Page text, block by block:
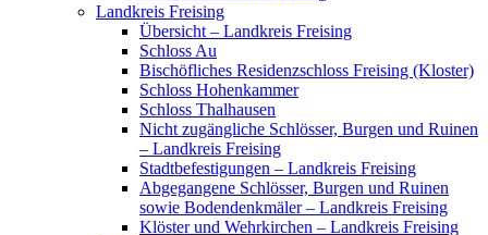
Landkreis Freising
Übersicht – Landkreis Freising
Schloss Au
Bischöfliches Residenzschloss Freising (Kloster)
Schloss Hohenkammer
Schloss Thalhausen
Nicht zugängliche Schlösser, Burgen und Ruinen
– Landkreis Freising
Stadtbefestigungen – Landkreis Freising
Abgegangene Schlösser, Burgen und Ruinen
sowie Bodendenkmäler – Landkreis Freising
Klöster und Wehrkirchen – Landkreis Freising